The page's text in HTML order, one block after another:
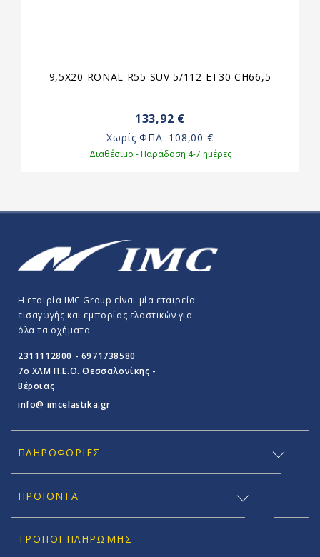
9,5X20 RONAL R55 SUV 5/112 ET30 CH66,5
133,92 €
Χωρίς ΦΠΑ: 108,00 €
Διαθέσιμο - Παράδοση 4-7 ημέρες
Η εταιρία IMC Group είναι μία εταιρεία
εισαγωγής και εμπορίας ελαστικών για
όλα τα οχήματα
2311112800 - 6971738580
7o ΧΛΜ Π.E.O. Θεσσαλονίκης -
Βέροιας
info@ imcelastika.gr
ΠΛΗΡΟΦΟΡΊΕΣ
ΠΡΟΪΟΝΤΑ
ΤΡΌΠΟΙ ΠΛΗΡΩΜΉΣ